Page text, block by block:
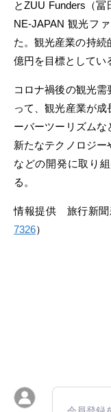
とZUU Funders（
NE-JAPAN 観光フ
た。観光産業の持続
億円を目標としてい
コロナ禍後の観光
って、観光産業が
ーバーツーリズム
新たなテクノロジー
などの開発に取り
る。
情報提供 旅行新聞
7326）